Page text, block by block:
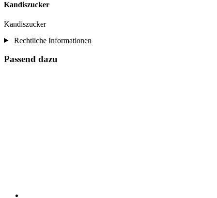
Kandiszucker
Kandiszucker
Rechtliche Informationen
Passend dazu